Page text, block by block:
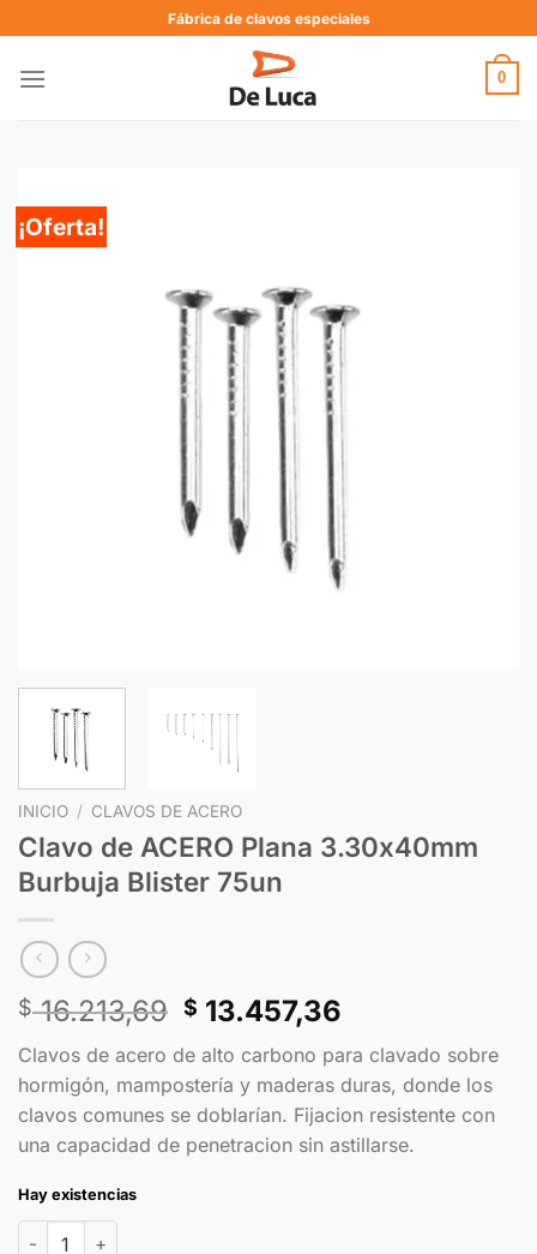
Fábrica de clavos especiales
0
¡Oferta!
INICIO / CLAVOS DE ACERO
Clavo de ACERO Plana 3.30x40mm
Burbuja Blister 75un
$16.213,69 $ 13.457,36
Clavos de acero de alto carbono para clavado sobre
hormigón, mampostería y maderas duras, donde los
clavos comunes se doblarían. Fijacion resistente con
una capacidad de penetracion sin astillarse.
Hay existencias